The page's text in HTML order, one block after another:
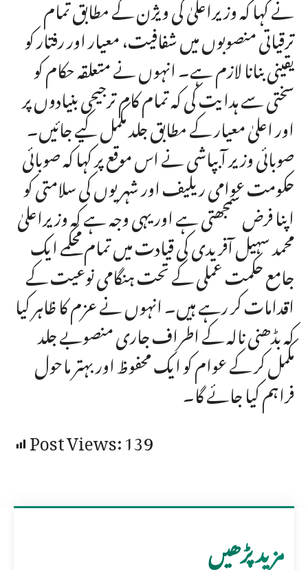
ترقیاتی منصوبوں میں شفافیت، معیار اور رفتار کو
یقینی بنانا لازم ہے۔ انہوں نے متعلقہ حکام کو
سختی سے ہدایت کی کہ تمام کام ترجیحی بنیادوں پر
اور اعلیٰ معیار کے مطابق جلد مکمل کیے جائیں۔
صوبائی وزیر آبپاشی نے اس موقع پر کہا کہ صوبائی
حکومت عوامی ریلیف اور شہریوں کی سلامتی کو
اپنا فرض سمجھتی ہے اور یہی وجہ ہے کہ وزیراعلیٰ
محمد سہیل آفریدی کی قیادت میں تمام محکمے ایک
جامع حکمت عملی کے تحت ہنگامی نوعیت کے
اقدامات کر رہے ہیں۔ انہوں نے عزم کا ظاہر کیا
کہ بڈھنی نالہ کے اطراف جاری منصوبے جلد
مکمل کر کے عوام کو ایک محفوظ اور بہتر ماحول
فراہم کیا جائے گا۔
Post Views:139
مزید پڑھیں